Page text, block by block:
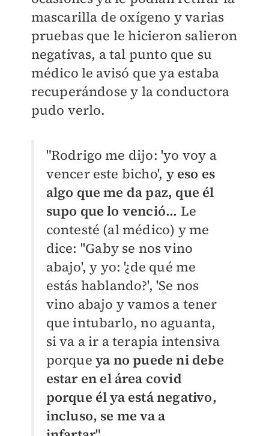
mascarilla de oxígeno y varias
pruebas que le hicieron salieron
negativas, a tal punto que su
médico le avisó que ya estaba
recuperándose y la conductora
pudo verlo.
"Rodrigo me dijo: 'yo voy a
vencer este bicho', y eso es
algo que me da paz, que él
supo que lo venció... Le
contesté (al médico) y me
dice: ''Gaby se nos vino
abajo', y yo: '¿de qué me
estás hablando?', 'Se nos
vino abajo y vamos a tener
que intubarlo, no aguanta,
si va a ir a terapia intensiva
porque ya no puede ni debe
estar en el área covid
porque él ya está negativo,
incluso, se me va a